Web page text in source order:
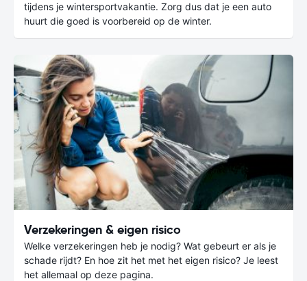
tijdens je wintersportvakantie. Zorg dus dat je een auto
huurt die goed is voorbereid op de winter.
Verzekeringen & eigen risico
Welke verzekeringen heb je nodig? Wat gebeurt er als je
schade rijdt? En hoe zit het met het eigen risico? Je leest
het allemaal op deze pagina.